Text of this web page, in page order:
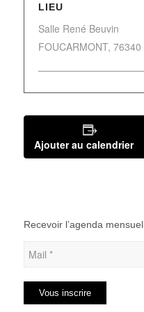
LIEU
Salle René Beuvin
FOUCARMONT, 76340
Ajouter au calendrier
Recevoir l’agenda mensuel.